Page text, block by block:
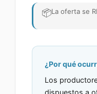
📦La oferta se
¿Por qué
Los
dispuestos a